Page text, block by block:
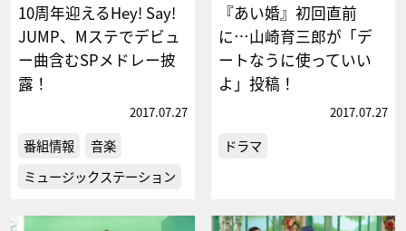
10周年迎えるHey! Say!
JUMP、Mステでデビュ
ー曲含むSPメドレー披
露！
2017.07.27
番組情報
音楽
ミュージックステーション
『あい婚』初回直前
に…山崎育三郎が「デ
ートなうに使っていい
よ」投稿！
2017.07.27
ドラマ